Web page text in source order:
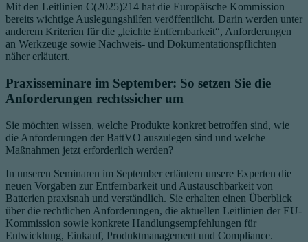
Mit den Leitlinien C(2025)214 hat die Europäische Kommission
bereits wichtige Auslegungshilfen veröffentlicht. Darin werden unter
anderem Kriterien für die „leichte Entfernbarkeit“, Anforderungen
an Werkzeuge sowie Nachweis- und Dokumentationspflichten
näher erläutert.
Praxisseminare im September: So setzen Sie die
Anforderungen rechtssicher um
Sie möchten wissen, welche Produkte konkret betroffen sind, wie
die Anforderungen der BattVO auszulegen sind und welche
Maßnahmen jetzt erforderlich werden?
In unseren Seminaren im September erläutern unsere Experten die
neuen Vorgaben zur Entfernbarkeit und Austauschbarkeit von
Batterien praxisnah und verständlich. Sie erhalten einen Überblick
über die rechtlichen Anforderungen, die aktuellen Leitlinien der EU-
Kommission sowie konkrete Handlungsempfehlungen für
Entwicklung, Einkauf, Produktmanagement und Compliance.